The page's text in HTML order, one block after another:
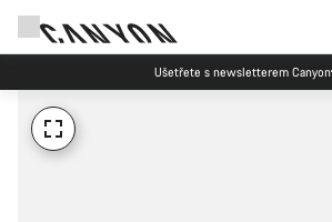
Ušetřete s newsletterem Canyon